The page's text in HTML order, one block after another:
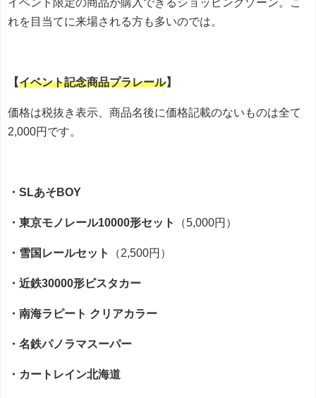
イベント限定の商品が購入できるショッピングゾーン。こ
れを目当てに来場される方も多いのでは。
【イベント記念商品プラレール】
価格は税抜き表示、商品名後に価格記載のないものは全て
2,000円です。
・SLあそBOY
・東京モノレール10000形セット （5,000円）
・雪国レールセット （2,500円）
・近鉄30000形ビスタカー
・南海ラピート クリアカラー
・名鉄パノラマスーパー
・カートレイン北海道